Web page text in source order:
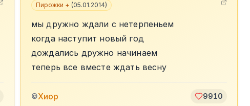
Пирожки + (05.01.2014)
мы дружно ждали с нетерпеньем
когда наступит новый год
дождались дружно начинаем
теперь все вместе ждать весну
©Хиор 9910